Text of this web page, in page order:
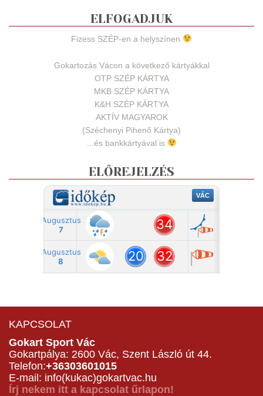
ELFOGADJUK
Fizess SZÉP-en a helyszínen
Gokartozás Vácon a következő kártyákkal
OTP SZÉP KÁRTYA
MKB SZÉP KÁRTYA
K&H SZÉP KÁRTYA
AKTÍV MAGYAROK
(Széchenyi Pihenő Kártya)
...és bankkártyával is
ELŐREJELZÉS
KAPCSOLAT
Gokart Sport Vác
Gokartpálya: 2600 Vác, Szent László út 44.
Telefon:+36303601015
E-mail: info(kukac)gokartvac.hu
Írj nekem itt a kapcsolat űrlapon!